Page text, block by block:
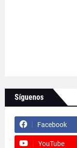
Síguenos
Facebook
YouTube